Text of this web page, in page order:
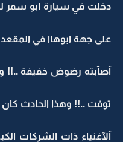
دخلت في سيارة ابو سمر
على جهة ابوهاا في
آصآبته رضوض خفيفة ..!!
توفت ..!! وهذا الحادث
آلآغنياء ذات الشركات